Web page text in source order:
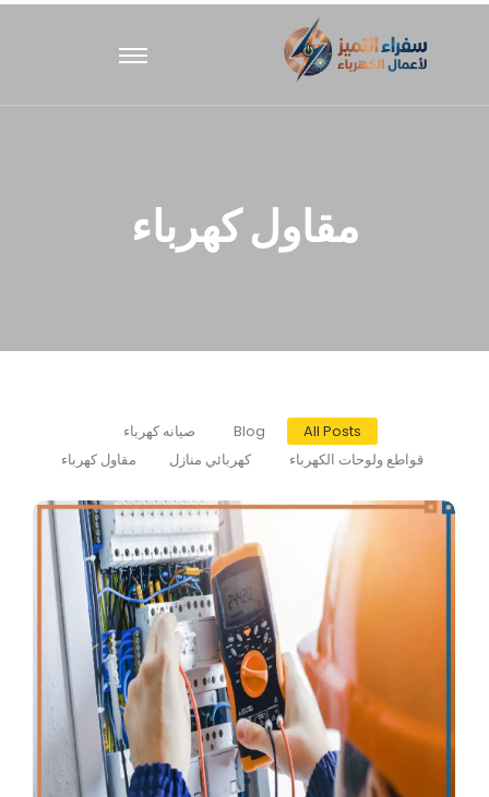
مقاول كهرباء
All Posts
Blog
صيانه كهرباء
قواطع ولوحات الكهرباء
كهربائي منازل مقاول كهرباء